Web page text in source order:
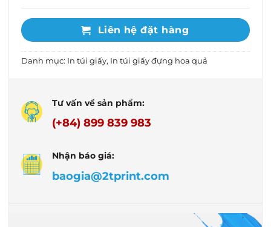
Liên hệ đặt hàng
Danh mục: In túi giấy, In túi giấy đựng hoa quả
Tư vấn về sản phẩm:
(+84) 899 839 983
Nhận báo giá:
baogia@2tprint.com